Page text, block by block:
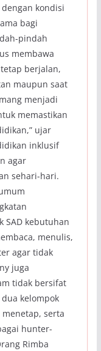
kondisi
bagi
pindah
membawa
berjalan,
maupun saat
menjadi
memastikan
ujar
inklusif
agar
sehari-hari.
SAD kebutuhan
menulis,
agar tidak
juga
tidak bersifat
kelompok
serta
hunter-
Rimba